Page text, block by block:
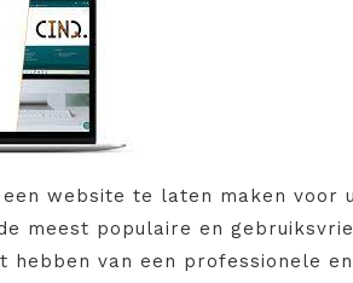
website te laten maken voor
meest populaire en
hebben van een professionele